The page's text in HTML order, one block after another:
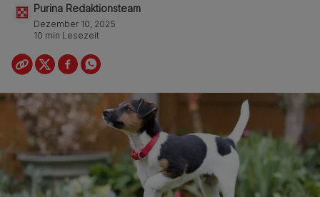
Purina Redaktionsteam
Dezember 10, 2025
10 min Lesezeit